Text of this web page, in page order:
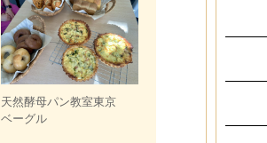
天然酵母パン教室東京
ベーグル